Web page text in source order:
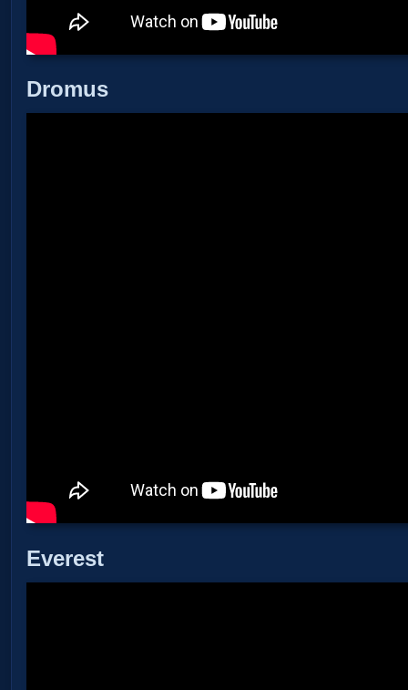
Dromus
Everest